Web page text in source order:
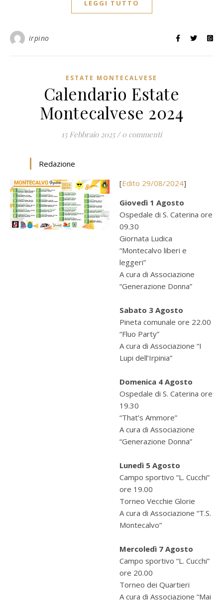
LEGGI TUTTO
irpino
ESTATE MONTECALVESE
Calendario Estate
Montecalvese 2024
15 Febbraio 2025 / 0 commenti
Redazione
[ Edito 29/08/2024]
Giovedì 1 Agosto
Ospedale di S. Caterina ore
09.30
Giornata Ludica
“Montecalvo liberi e
leggeri”
A cura di Associazione
“Generazione Donna”
Sabato 3 Agosto
Pineta comunale ore 22.00
“Fluo Party”
A cura di Associazione “I
Lupi dell’Irpinia”
Domenica 4 Agosto
Ospedale di S. Caterina ore
19.30
“That’s Ammore”
A cura di Associazione
“Generazione Donna”
Lunedì 5 Agosto
Campo sportivo “L. Cucchi”
ore 19.00
Torneo Vecchie Glorie
A cura di Associazione “T.S.
Montecalvo”
Mercoledì 7 Agosto
Campo sportivo “L. Cucchi”
ore 20.00
Torneo dei Quartieri
A cura di Associazione “Mai